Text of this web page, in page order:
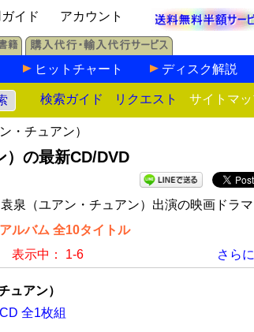
イド アカウント
ヒットチャート ディスク解説
検索ガイド リクエスト サイトマ
・チュアン）
）の最新CD/DVD
袁泉（ユアン・チュアン）出演の映画ドラ
ルバム 全10タイトル
さら
表示中： 1-6
ュアン）
全1枚組